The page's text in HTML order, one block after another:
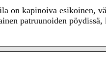
on kapinoiva esikoinen,
patruunoiden